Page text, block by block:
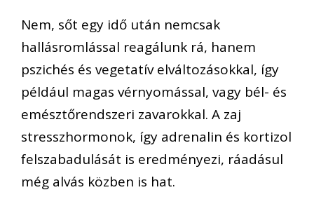
Nem, sőt egy idő után nemcsak
hallásromlással reagálunk rá, hanem
pszichés és vegetatív elváltozásokkal, így
például magas vérnyomással, vagy bél- és
emésztőrendszeri zavarokkal. A zaj
stresszhormonok, így adrenalin és kortizol
felszabadulását is eredményezi, ráadásul
még alvás közben is hat.